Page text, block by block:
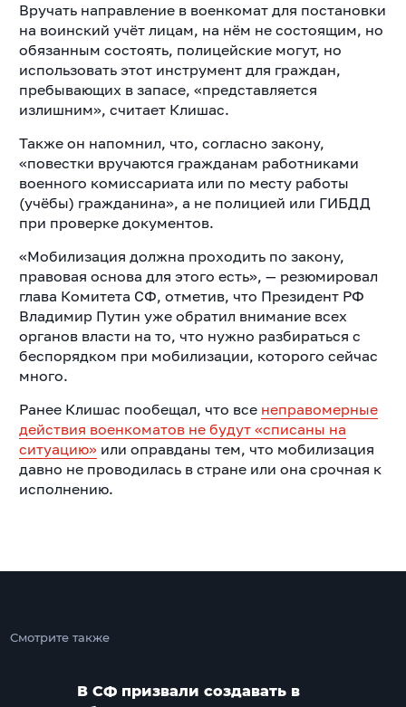
Вручать направление в военкомат для постановки
на воинский учёт лицам, на нём не состоящим, но
обязанным состоять, полицейские могут, но
использовать этот инструмент для граждан,
пребывающих в запасе, «представляется
излишним», считает Клишас.
Также он напомнил, что, согласно закону,
«повестки вручаются гражданам работниками
военного комиссариата или по месту работы
(учёбы) гражданина», а не полицией или ГИБДД
при проверке документов.
«Мобилизация должна проходить по закону,
правовая основа для этого есть», — резюмировал
глава Комитета СФ, отметив, что Президент РФ
Владимир Путин уже обратил внимание всех
органов власти на то, что нужно разбираться с
беспорядком при мобилизации, которого сейчас
много.
Ранее Клишас пообещал, что все неправомерные
действия военкоматов не будут «списаны на
ситуацию»или оправданы тем, что мобилизация
давно не проводилась в стране или она срочная к
исполнению.
Смотрите также
В СФ призвали создавать в